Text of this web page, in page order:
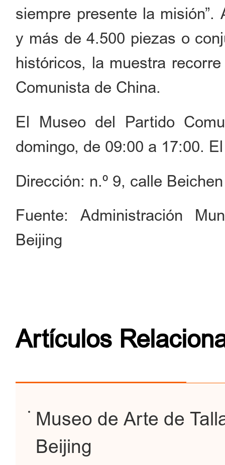
siempre presente la
y más de 4.500 piezas o
históricos, la muestra
Comunista de China.
El Museo del Partido
domingo, de 09:00 a 17:00.
Dirección: n.º 9, calle
Fuente: Administración
Beijing
Artículos
Museo de Arte de
Beijing